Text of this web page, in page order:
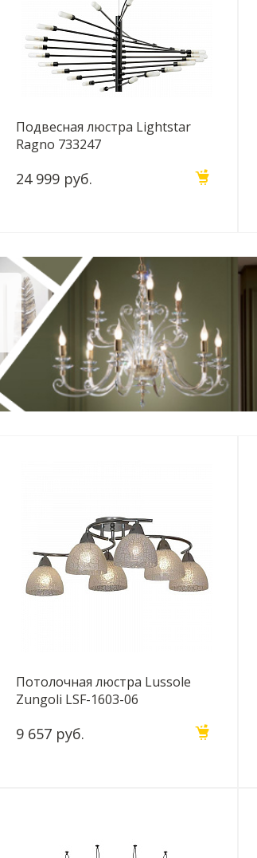
Подвесная люстра Lightstar
Ragno 733247
24 999 руб.
Потолочная люстра Lussole
Zungoli LSF-1603-06
9 657 руб.